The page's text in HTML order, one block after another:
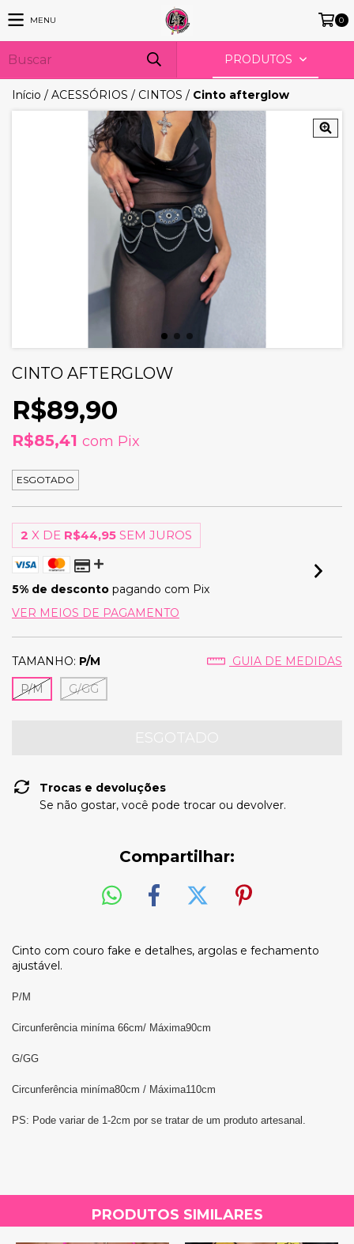
MENU 0
PRODUTOS
Início / ACESSÓRIOS / CINTOS / Cinto afterglow
CINTO AFTERGLOW
R$89,90
R$85,41 com Pix
ESGOTADO
2 X DE R$44,95 SEM JUROS
5% de desconto pagando com Pix
VER MEIOS DE PAGAMENTO
TAMANHO: P/M
GUIA DE MEDIDAS
P/M
G/GG
Trocas e devoluções
Se não gostar, você pode trocar ou devolver.
Compartilhar:
Cinto com couro fake e detalhes, argolas e fechamento
ajustável.
P/M
Circunferência miníma 66cm/ Máxima90cm
G/GG
Circunferência miníma80cm / Máxima110cm
PS: Pode variar de 1-2cm por se tratar de um produto artesanal.
PRODUTOS SIMILARES